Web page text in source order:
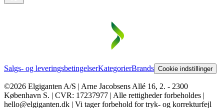
Salgs- og leveringsbetingelserKategorierBrands Cookie indstillinger
©2026 Elgiganten A/S | Arne Jacobsens Allé 16, 2. - 2300
København S. | CVR: 17237977 | Alle rettigheder forbeholdes |
hello@elgiganten.dk | Vi tager forbehold for tryk- og korrekturfejl